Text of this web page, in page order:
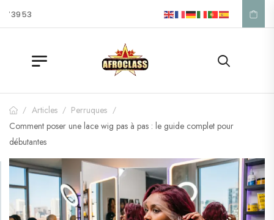
39 53
/ Articles / Perruques /
Comment poser une lace wig pas à pas : le guide complet pour
débutantes